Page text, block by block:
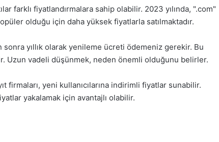
farklı fiyatlandırmalara sahip olabilir. 2023 yılında, ".com"
olduğu için daha yüksek fiyatlarla satılmaktadır.
sonra yıllık olarak yenileme ücreti ödemeniz gerekir. Bu
Uzun vadeli düşünmek, neden önemli olduğunu belirler.
firmaları, yeni kullanıcılarına indirimli fiyatlar sunabilir.
yakalamak için avantajlı olabilir.